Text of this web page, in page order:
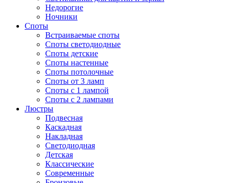
Недорогие
Ночники
Споты
Встраиваемые споты
Споты светодиодные
Споты детские
Споты настенные
Споты потолочные
Споты от 3 ламп
Споты с 1 лампой
Споты с 2 лампами
Люстры
Подвесная
Каскадная
Накладная
Светодиодная
Детская
Классические
Современные